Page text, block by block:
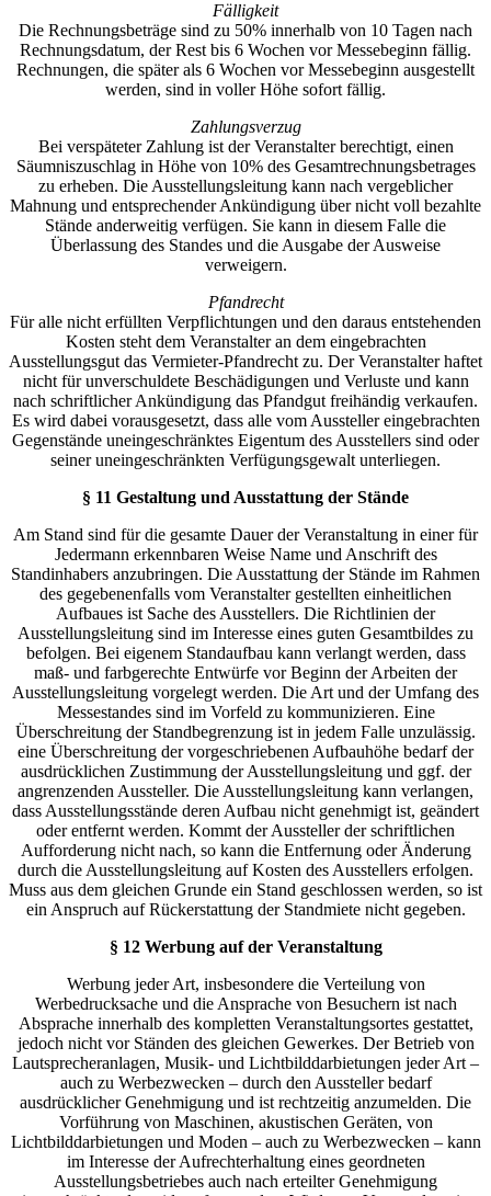
Fälligkeit
Die Rechnungsbeträge sind zu 50% innerhalb von 10 Tagen nach
Rechnungsdatum, der Rest bis 6 Wochen vor Messebeginn fällig.
Rechnungen, die später als 6 Wochen vor Messebeginn ausgestellt
werden, sind in voller Höhe sofort fällig.
Zahlungsverzug
Bei verspäteter Zahlung ist der Veranstalter berechtigt, einen
Säumniszuschlag in Höhe von 10% des Gesamtrechnungsbetrages
zu erheben. Die Ausstellungsleitung kann nach vergeblicher
Mahnung und entsprechender Ankündigung über nicht voll bezahlte
Stände anderweitig verfügen. Sie kann in diesem Falle die
Überlassung des Standes und die Ausgabe der Ausweise
verweigern.
Pfandrecht
Für alle nicht erfüllten Verpflichtungen und den daraus entstehenden
Kosten steht dem Veranstalter an dem eingebrachten
Ausstellungsgut das Vermieter-Pfandrecht zu. Der Veranstalter haftet
nicht für unverschuldete Beschädigungen und Verluste und kann
nach schriftlicher Ankündigung das Pfandgut freihändig verkaufen.
Es wird dabei vorausgesetzt, dass alle vom Aussteller eingebrachten
Gegenstände uneingeschränktes Eigentum des Ausstellers sind oder
seiner uneingeschränkten Verfügungsgewalt unterliegen.
§ 11 Gestaltung und Ausstattung der Stände
Am Stand sind für die gesamte Dauer der Veranstaltung in einer für
Jedermann erkennbaren Weise Name und Anschrift des
Standinhabers anzubringen. Die Ausstattung der Stände im Rahmen
des gegebenenfalls vom Veranstalter gestellten einheitlichen
Aufbaues ist Sache des Ausstellers. Die Richtlinien der
Ausstellungsleitung sind im Interesse eines guten Gesamtbildes zu
befolgen. Bei eigenem Standaufbau kann verlangt werden, dass
maß- und farbgerechte Entwürfe vor Beginn der Arbeiten der
Ausstellungsleitung vorgelegt werden. Die Art und der Umfang des
Messestandes sind im Vorfeld zu kommunizieren. Eine
Überschreitung der Standbegrenzung ist in jedem Falle unzulässig.
eine Überschreitung der vorgeschriebenen Aufbauhöhe bedarf der
ausdrücklichen Zustimmung der Ausstellungsleitung und ggf. der
angrenzenden Aussteller. Die Ausstellungsleitung kann verlangen,
dass Ausstellungsstände deren Aufbau nicht genehmigt ist, geändert
oder entfernt werden. Kommt der Aussteller der schriftlichen
Aufforderung nicht nach, so kann die Entfernung oder Änderung
durch die Ausstellungsleitung auf Kosten des Ausstellers erfolgen.
Muss aus dem gleichen Grunde ein Stand geschlossen werden, so ist
ein Anspruch auf Rückerstattung der Standmiete nicht gegeben.
§ 12 Werbung auf der Veranstaltung
Werbung jeder Art, insbesondere die Verteilung von
Werbedrucksache und die Ansprache von Besuchern ist nach
Absprache innerhalb des kompletten Veranstaltungsortes gestattet,
jedoch nicht vor Ständen des gleichen Gewerkes. Der Betrieb von
Lautsprecheranlagen, Musik- und Lichtbilddarbietungen jeder Art –
auch zu Werbezwecken – durch den Aussteller bedarf
ausdrücklicher Genehmigung und ist rechtzeitig anzumelden. Die
Vorführung von Maschinen, akustischen Geräten, von
Lichtbilddarbietungen und Moden – auch zu Werbezwecken – kann
im Interesse der Aufrechterhaltung eines geordneten
Ausstellungsbetriebes auch nach erteilter Genehmigung